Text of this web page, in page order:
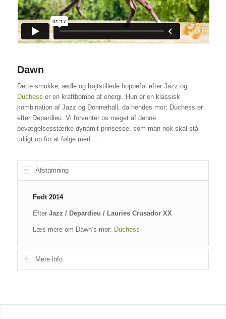
Dawn
Dette smukke, ædle og højtstillede hoppeføl efter Jazz og
Duchess er en kraftbombe af energi. Hun er en klassisk
kombination af Jazz og Donnerhall, da hendes mor; Duchess er
efter Depardieu. Vi forventer os meget af denne
bevægelsesstærke dynamit prinsesse, som man nok skal stå
tidligt op for at følge med …
Afstamning
Født 2014
Efter Jazz / Depardieu / Lauries Crusador XX
Læs mere om Dawn’s mor: Duchess
Mere info